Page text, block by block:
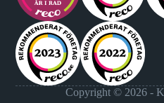
Copyright © 2026 -